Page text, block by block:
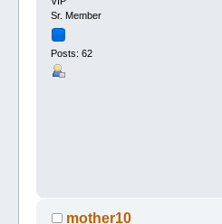
Sr. Member
Posts: 62
mother10